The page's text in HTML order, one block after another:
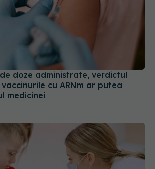
doze administrate, verdictul
cu ARNm ar putea
medicinei